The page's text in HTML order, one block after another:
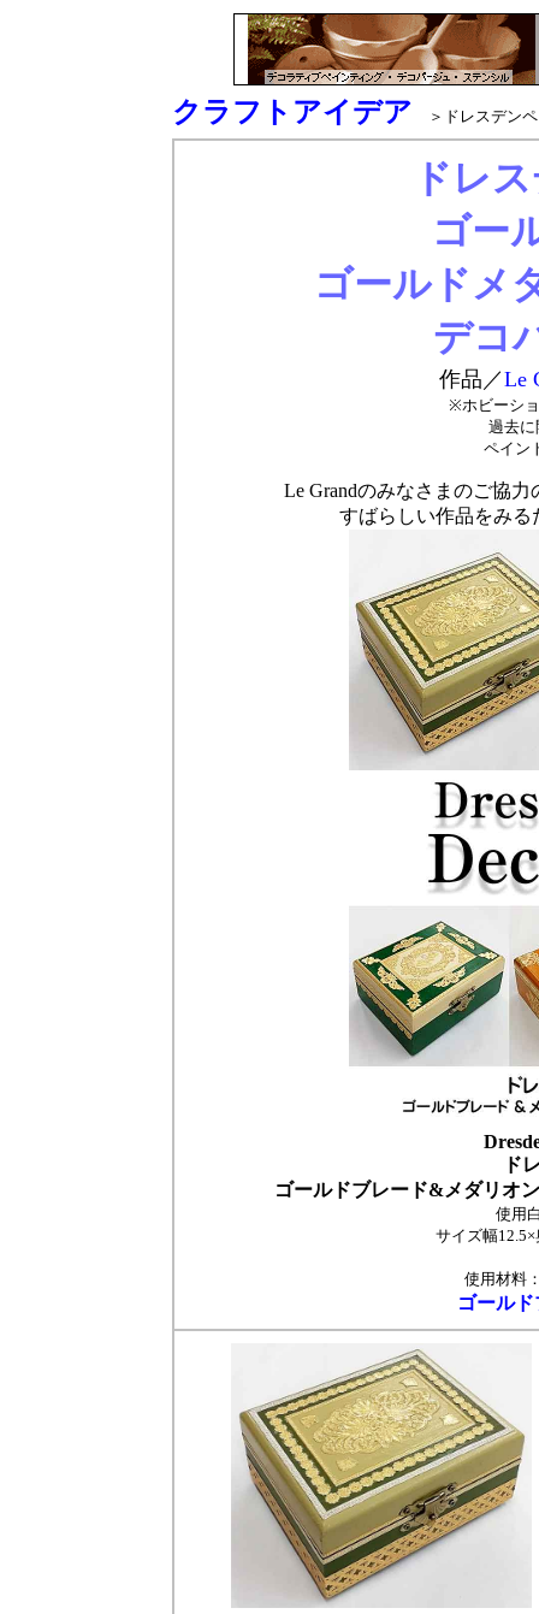
クラフトアイデア ＞ドレスデンペ
ドレ
ゴー
ゴールドメ
デコ
作品／Le
※ホビーシ
過去に
ペイン
Le Grandのみなさまのご協
すばらしい作品をみ
ド
ゴールドブレード&メダリオ
使用
サイズ幅
使用材料
ゴール